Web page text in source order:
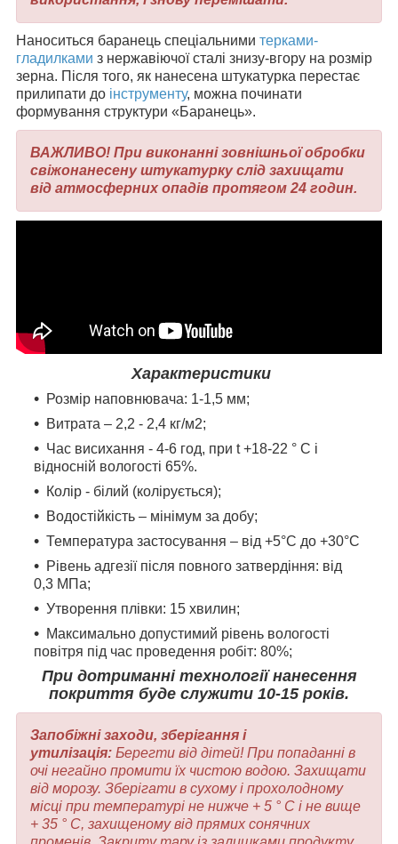
Наноситься баранець спеціальними терками-
гладилками з нержавіючої сталі знизу-вгору на розмір
зерна. Після того, як нанесена штукатурка перестає
прилипати до інструменту, можна починати
формування структури «Баранець».
ВАЖЛИВО! При виконанні зовнішньої обробки
свіжонанесену штукатурку слід захищати
від атмосферних опадів протягом 24 годин.
Характеристики
Розмір наповнювача: 1-1,5 мм;
Витрата – 2,2 - 2,4 кг/м2;
Час висихання - 4-6 год, при t +18-22 ° C і
відносній вологості 65%.
Колір - білий (колірується);
Водостійкість – мінімум за добу;
Температура застосування – від +5°С до +30°С
Рівень адгезії після повного затвердіння: від
0,3 МПа;
Утворення плівки: 15 хвилин;
Максимально допустимий рівень вологості
повітря під час проведення робіт: 80%;
При дотриманні технології нанесення
покриття буде служити 10-15 років.
Запобіжні заходи, зберігання і
утилізація: Берегти від дітей! При попаданні в
очі негайно промити їх чистою водою. Захищати
від морозу. Зберігати в сухому і прохолодному
місці при температурі не нижче + 5 ° С і не вище
+ 35 ° С, захищеному від прямих сонячних